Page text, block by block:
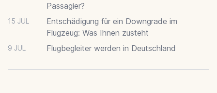
Passagier?
15 JUL
Entschädigung für ein Downgrade im
Flugzeug: Was Ihnen zusteht
9 JUL Flugbegleiter werden in Deutschland